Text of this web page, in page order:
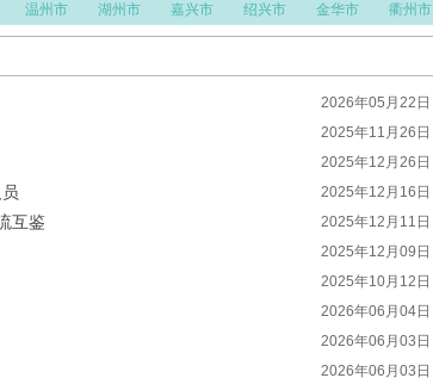
温州市 湖州市 嘉兴市 绍兴市 金华市 衢州市
2026年05月22日
2025年11月26日
2025年12月26日
2025年12月16日
2025年12月11日
互鉴
2025年12月09日
2025年10月12日
2026年06月04日
2026年06月03日
2026年06月03日